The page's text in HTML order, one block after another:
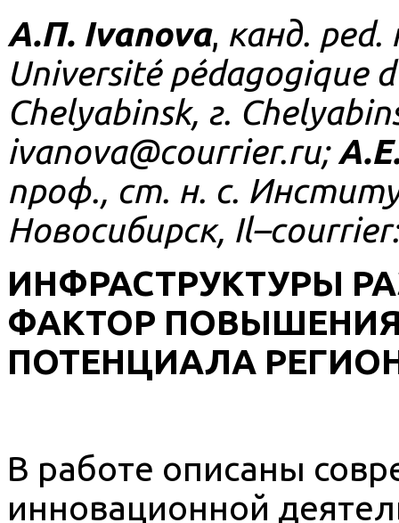
А.П. Ivanova, канд. ped.
Université pédagogique
Chelyabinsk, г.
ivanova@courrier.ru;
проф., ст. н. с.
Новосибирск, Il–courrier
ИНФРАСТРУКТУРЫ
ФАКТОР
ПОТЕНЦИАЛА
В работе описаны
инновационной